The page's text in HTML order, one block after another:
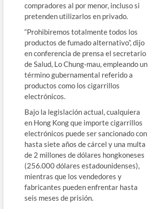
compradores al por menor, incluso si
pretenden utilizarlos en privado.
“Prohibiremos totalmente todos los
productos de fumado alternativo”, dijo
en conferencia de prensa el secretario
de Salud, Lo Chung-mau, empleando un
término gubernamental referido a
productos como los cigarrillos
electrónicos.
Bajo la legislación actual, cualquiera
en Hong Kong que importe cigarrillos
electrónicos puede ser sancionado con
hasta siete años de cárcel y una multa
de 2 millones de dólares hongkoneses
(256.000 dólares estadounidenses),
mientras que los vendedores y
fabricantes pueden enfrentar hasta
seis meses de prisión.